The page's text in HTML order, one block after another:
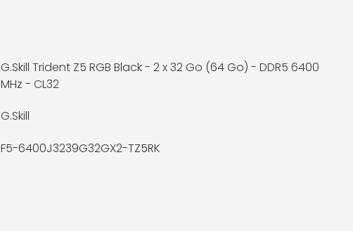
G.Skill Trident Z5 RGB Black - 2 x 32 Go (64 Go) - DDR5 6400
MHz - CL32
G.Skill
F5-6400J3239G32GX2-TZ5RK